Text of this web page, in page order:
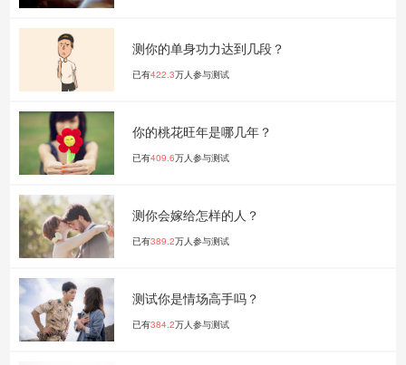
测你的单身功力达到几段？
已有422.3万人参与测试
你的桃花旺年是哪几年？
已有409.6万人参与测试
测你会嫁给怎样的人？
已有389.2万人参与测试
测试你是情场高手吗？
已有384.2万人参与测试